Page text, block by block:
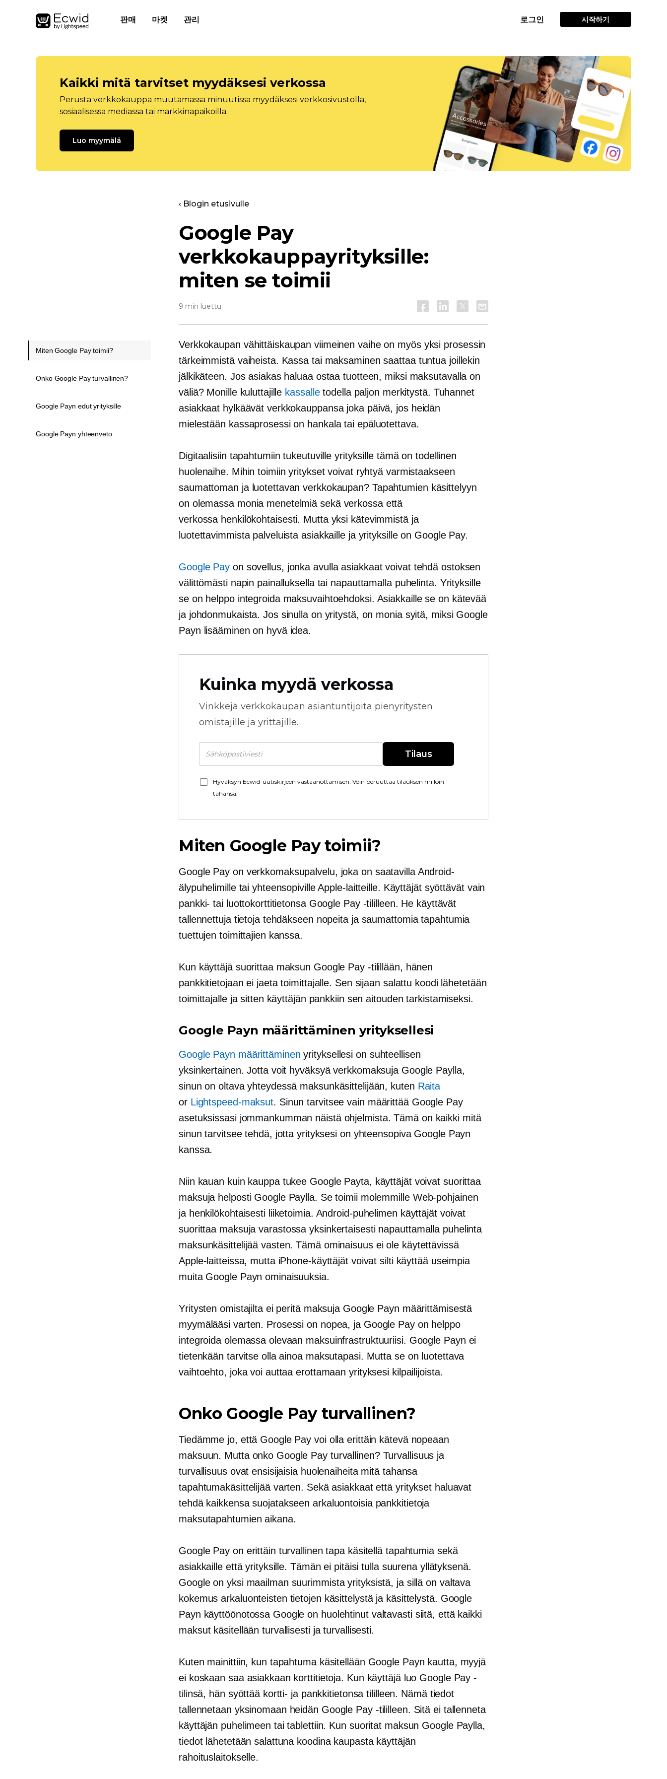
판매 마켓 관리 로그인 시작하기
Kaikki mitä tarvitset myydäksesi verkossa
Perusta verkkokauppa muutamassa minuutissa myydäksesi verkkosivustolla,
sosiaalisessa mediassa tai markkinapaikoilla.
Luo myymälä
‹ Blogin etusivulle
Google Pay
verkkokauppayrityksille:
miten se toimii
9 min luettu
Verkkokaupan vähittäiskaupan viimeinen vaihe on myös yksi prosessin
tärkeimmistä vaiheista. Kassa tai maksaminen saattaa tuntua joillekin
jälkikäteen. Jos asiakas haluaa ostaa tuotteen, miksi maksutavalla on
väliä? Monille kuluttajille kassalletodella paljon merkitystä. Tuhannet
asiakkaat hylkäävät verkkokauppansa joka päivä, jos heidän
mielestään kassaprosessi on hankala tai epäluotettava.
Digitaalisiin tapahtumiin tukeutuville yrityksille tämä on todellinen
huolenaihe. Mihin toimiin yritykset voivat ryhtyä varmistaakseen
saumattoman ja luotettavan verkkokaupan? Tapahtumien käsittelyyn
on olemassa monia menetelmiä sekä verkossa että
verkossa henkilökohtaisesti. Mutta yksi kätevimmistä ja
luotettavimmista palveluista asiakkaille ja yrityksille on Google Pay.
Google Pay on sovellus, jonka avulla asiakkaat voivat tehdä ostoksen
välittömästi napin painalluksella tai napauttamalla puhelinta. Yrityksille
se on helppo integroida maksuvaihtoehdoksi. Asiakkaille se on kätevää
ja johdonmukaista. Jos sinulla on yritystä, on monia syitä, miksi Google
Payn lisääminen on hyvä idea.
Kuinka myydä verkossa
Vinkkejä verkkokaupan asiantuntijoita pienyritysten
omistajille ja yrittäjille.
Tilaus
Hyväksyn Ecwid-uutiskirjeen vastaanottamisen. Voin peruuttaa tilauksen milloin
tahansa.
Miten Google Pay toimii?
Google Pay on verkkomaksupalvelu, joka on saatavilla Android-
älypuhelimille tai yhteensopiville Apple-laitteille. Käyttäjät syöttävät vain
pankki- tai luottokorttitietonsa Google Pay -tililleen. He käyttävät
tallennettuja tietoja tehdäkseen nopeita ja saumattomia tapahtumia
tuettujen toimittajien kanssa.
Kun käyttäjä suorittaa maksun Google Pay -tilillään, hänen
pankkitietojaan ei jaeta toimittajalle. Sen sijaan salattu koodi lähetetään
toimittajalle ja sitten käyttäjän pankkiin sen aitouden tarkistamiseksi.
Google Payn määrittäminen yrityksellesi
Google Payn määrittäminen yrityksellesi on suhteellisen
yksinkertainen. Jotta voit hyväksyä verkkomaksuja Google Paylla,
sinun on oltava yhteydessä maksunkäsittelijään, kuten Raita
or Lightspeed-maksut. Sinun tarvitsee vain määrittää Google Pay
asetuksissasi jommankumman näistä ohjelmista. Tämä on kaikki mitä
sinun tarvitsee tehdä, jotta yrityksesi on yhteensopiva Google Payn
kanssa.
Niin kauan kuin kauppa tukee Google Payta, käyttäjät voivat suorittaa
maksuja helposti Google Paylla. Se toimii molemmille Web-pohjainen
ja henkilökohtaisestiliiketoimia. Android-puhelimen käyttäjät voivat
suorittaa maksujavarastossa yksinkertaisesti napauttamalla puhelinta
maksunkäsittelijää vasten. Tämä ominaisuus ei ole käytettävissä
Apple-laitteissa, mutta iPhone-käyttäjät voivat silti käyttää useimpia
muita Google Payn ominaisuuksia.
Yritysten omistajilta ei peritä maksuja Google Payn määrittämisestä
myymälääsi varten. Prosessi on nopea, ja Google Pay on helppo
integroida olemassa olevaan maksuinfrastruktuuriisi. Google Payn ei
tietenkään tarvitse olla ainoa maksutapasi. Mutta se on luotettava
vaihtoehto, joka voi auttaa erottamaan yrityksesi kilpailijoista.
Onko Google Pay turvallinen?
Tiedämme jo, että Google Pay voi olla erittäin kätevä nopeaan
maksuun. Mutta onko Google Pay turvallinen? Turvallisuus ja
turvallisuus ovat ensisijaisia ​​huolenaiheita mitä tahansa
tapahtumakäsittelijää varten. Sekä asiakkaat että yritykset haluavat
tehdä kaikkensa suojatakseen arkaluontoisia pankkitietoja
maksutapahtumien aikana.
Google Pay on erittäin turvallinen tapa käsitellä tapahtumia sekä
asiakkaille että yrityksille. Tämän ei pitäisi tulla suurena yllätyksenä.
Google on yksi maailman suurimmista yrityksistä, ja sillä on valtava
kokemus arkaluonteisten tietojen käsittelystä ja käsittelystä. Google
Payn käyttöönotossa Google on huolehtinut valtavasti siitä, että kaikki
maksut käsitellään turvallisesti ja turvallisesti.
Kuten mainittiin, kun tapahtuma käsitellään Google Payn kautta, myyjä
ei koskaan saa asiakkaan korttitietoja. Kun käyttäjä luo Google Pay -
tilinsä, hän syöttää kortti- ja pankkitietonsa tililleen. Nämä tiedot
tallennetaan yksinomaan heidän Google Pay -tililleen. Sitä ei tallenneta
käyttäjän puhelimeen tai tablettiin. Kun suoritat maksun Google Paylla,
tiedot lähetetään salattuna koodina kaupasta käyttäjän
rahoituslaitokselle.
Miten Google Pay toimii?
Onko Google Pay turvallinen?
Google Payn edut yrityksille
Google Payn yhteenveto